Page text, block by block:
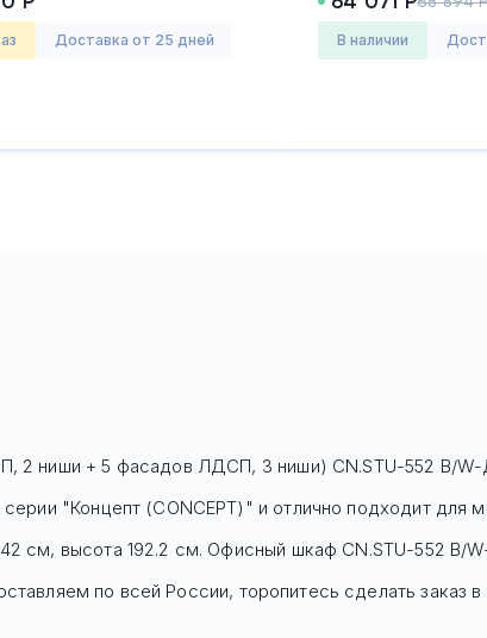
(LINK)
Доставка от 25 дней
Дуб Винченцо -
Серия:Концепт
в наличии
2 ниши + 5 фасадов ЛДСП, 3 ниши) CN.STU-552 B/
"Концепт (CONCEPT)" и отлично подходит для
см, высота 192.2 см. Офисный шкаф CN.STU-552 B/
по всей России, торопитесь сделать заказ